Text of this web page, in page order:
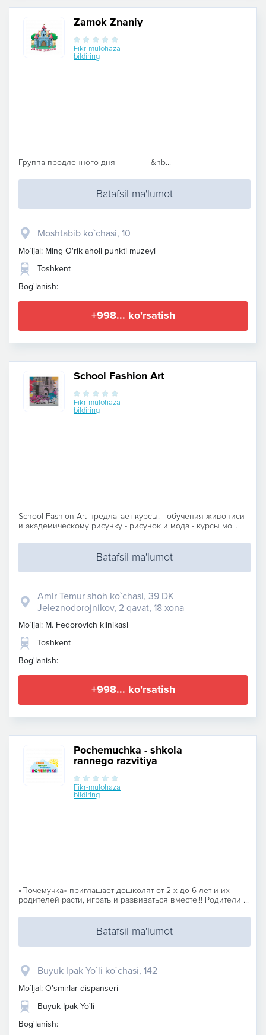
Zamok Znaniy
Fikr-mulohaza
bildiring
Группа продленного дня &nb...
Batafsil ma'lumot
Moshtabib ko`chasi, 10
Mo`ljal: Ming O'rik aholi punkti muzeyi
Toshkent
Bog'lanish:
+998... ko'rsatish
School Fashion Art
Fikr-mulohaza
bildiring
School Fashion Art предлагает курсы: - обучения живописи
и академическому рисунку - рисунок и мода - курсы мо...
Batafsil ma'lumot
Amir Temur shoh ko`chasi, 39 DK
Jeleznodorojnikov, 2 qavat, 18 xona
Mo`ljal: M. Fedorovich klinikasi
Toshkent
Bog'lanish:
+998... ko'rsatish
Pochemuchka - shkola
rannego razvitiya
Fikr-mulohaza
bildiring
«Почемучка» приглашает дошколят от 2-х до 6 лет и их
родителей расти, играть и развиваться вместе!!! Родители ...
Batafsil ma'lumot
Buyuk Ipak Yo`li ko`chasi, 142
Mo`ljal: O'smirlar dispanseri
Buyuk Ipak Yo`li
Bog'lanish: